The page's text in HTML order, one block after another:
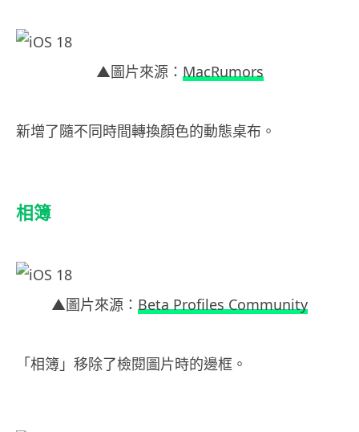
▲圖片來源： MacRumors
新增了隨不同時間轉換顏色的動態桌布。
相簿
▲圖片來源： Beta Profiles Community
「相簿」移除了檢閱圖片時的邊框。